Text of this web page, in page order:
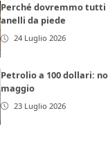
Perché dovremmo tutti
anelli da piede
24 Luglio 2026
Petrolio a 100 dollari:
maggio
23 Luglio 2026